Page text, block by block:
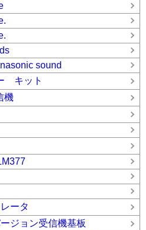
sound
キット
機
ータ
ジョン受信機基板